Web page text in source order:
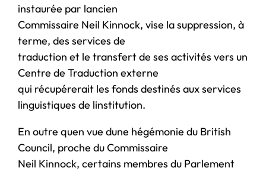
instaurée par lancien
Commissaire Neil Kinnock, vise la suppression, à
terme, des services de
traduction et le transfert de ses activités vers un
Centre de Traduction externe
qui récupérerait les fonds destinés aux services
linguistiques de linstitution.
En outre quen vue dune hégémonie du British
Council, proche du Commissaire
Neil Kinnock, certains membres du Parlement